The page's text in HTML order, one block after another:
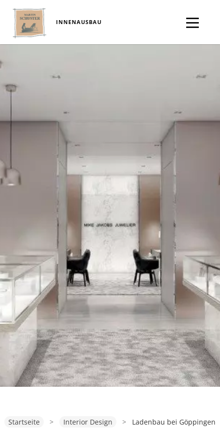
INNENAUSBAU
Startseite > Interior Design > Ladenbau bei Göppingen